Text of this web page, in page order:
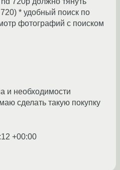
* удобный поиск по
фотографий с поиском
и необходимости
сделать такую покупку
+00:00